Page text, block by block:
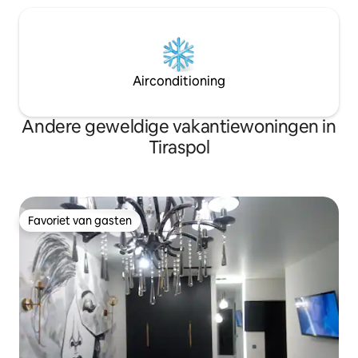
Airconditioning
Andere geweldige vakantiewoningen in
Tiraspol
Favoriet van gasten
Favoriet van gasten